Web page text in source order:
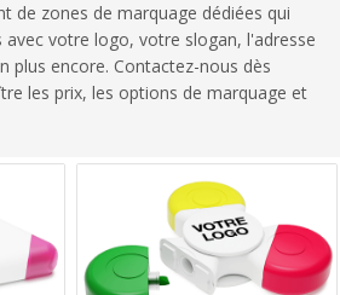
de zones de marquage dédiées qui
votre logo, votre slogan, l'adresse
plus encore. Contactez-nous dès
les prix, les options de marquage et